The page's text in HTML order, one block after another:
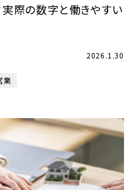
際の数字と働きやすい
2026.1.30
業